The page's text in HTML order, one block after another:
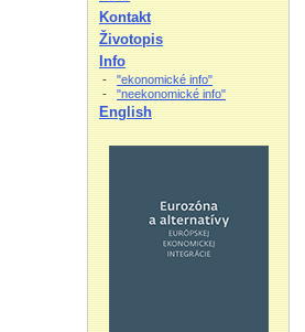
Kontakt
Životopis
Info
- "ekonomické info"
- "neekonomické info"
English